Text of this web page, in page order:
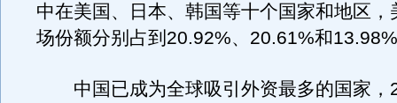
中在美国、日本、韩国等十个国家和地区，
场份额分别占到20.92%、20.61%和
中国已成为全球吸引外资最多的国家，